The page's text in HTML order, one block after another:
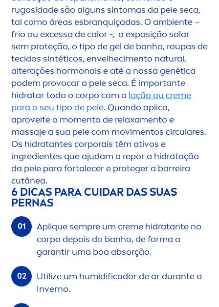
rugosidade são alguns sintomas da pele seca,
tal como áreas esbranquiçadas. O ambiente –
frio ou excesso de calor -, a exposição solar
sem proteção, o tipo de gel de banho, roupas de
tecidos sintéticos, envelhecimento natural,
alterações hormonais e até a nossa genética
podem provocar a pele seca. É importante
hidratar todo o corpo com a loção ou creme
para o seu tipo de pele. Quando aplica,
aproveite o momento de relaxamento e
massaje a sua pele com movimentos circulares.
Os hidratantes corporais têm ativos e
ingredientes que ajudam a repor a hidratação
da pele para fortalecer e proteger a barreira
cutânea.
6 DICAS PARA CUIDAR DAS SUAS
PERNAS
Aplique sempre um creme hidratante no
corpo depois do banho, de forma a
garantir uma boa absorção.
Utilize um humidificador de ar durante o
Inverno.